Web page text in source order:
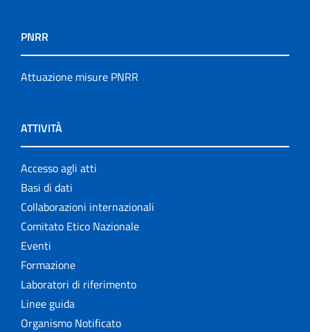
PNRR
Attuazione misure PNRR
ATTIVITÀ
Accesso agli atti
Basi di dati
Collaborazioni internazionali
Comitato Etico Nazionale
Eventi
Formazione
Laboratori di riferimento
Linee guida
Organismo Notificato